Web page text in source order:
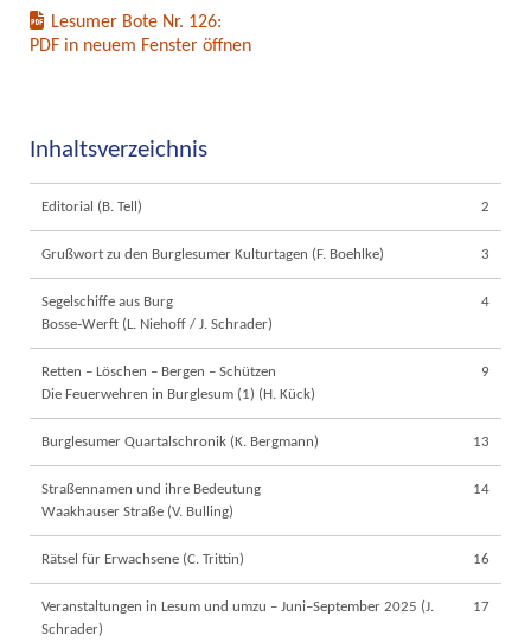
Lesumer Bote Nr. 126:
PDF in neuem Fenster öffnen
Inhaltsverzeichnis
Editorial (B. Tell) 2
Grußwort zu den Burglesumer Kulturtagen (F. Boehlke) 3
Segelschiffe aus Burg
Bosse‐Werft (L. Niehoff / J. Schrader)
4
Retten – Löschen – Bergen – Schützen
Die Feuerwehren in Burglesum (1) (H. Kück)
9
Burglesumer Quartalschronik (K. Bergmann) 13
Straßennamen und ihre Bedeutung
Waakhauser Straße (V. Bulling)
14
Rätsel für Erwachsene (C. Trittin) 16
Veranstaltungen in Lesum und umzu – Juni–September 2025 (J.
Schrader)
17